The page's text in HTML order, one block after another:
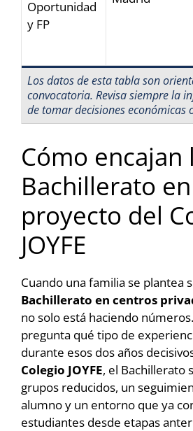
Oportunidad
y FP
Los datos de esta tabla son
convocatoria. Revisa siempre la
de tomar decisiones económicas
Cómo encajan
Bachillerato
proyecto del
JOYFE
Cuando una familia se plantea
Bachillerato en centros
no solo está haciendo
pregunta qué tipo de
durante esos dos años
Colegio JOYFE, el Bachillerato
grupos reducidos, un
alumno y un entorno que ya
estudiantes desde etapas